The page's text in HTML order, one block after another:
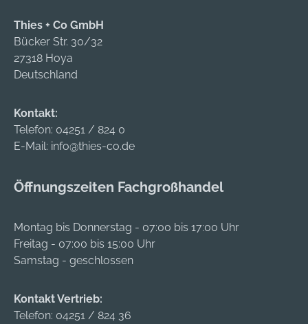
Thies + Co GmbH
Bücker Str. 30/32
27318 Hoya
Deutschland
Kontakt:
Telefon: 04251 / 824 0
E-Mail: info@thies-co.de
Öffnungszeiten Fachgroßhandel
Montag bis Donnerstag - 07:00 bis 17:00 Uhr
Freitag - 07:00 bis 15:00 Uhr
Samstag - geschlossen
Kontakt Vertrieb:
Telefon: 04251 / 824 36